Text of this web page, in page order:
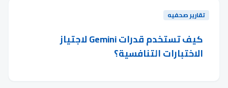
تقارير صحفيه
كيف تستخدم قدرات Gemini لاجتياز
الاختبارات التنافسية؟